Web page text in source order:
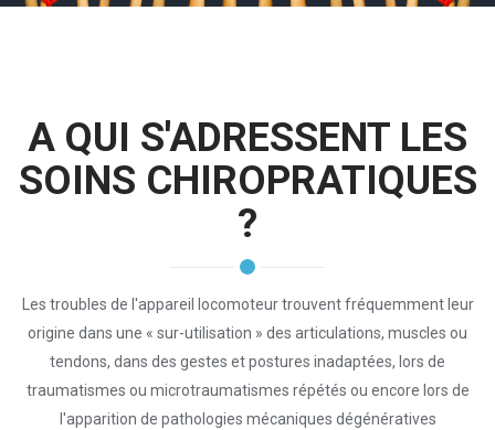
A QUI S'ADRESSENT LES
SOINS CHIROPRATIQUES
?
Les troubles de l'appareil locomoteur trouvent fréquemment leur
origine dans une « sur-utilisation » des articulations, muscles ou
tendons, dans des gestes et postures inadaptées, lors de
traumatismes ou microtraumatismes répétés ou encore lors de
l'apparition de pathologies mécaniques dégénératives